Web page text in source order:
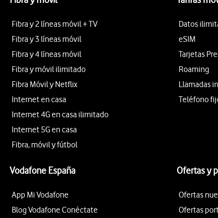
Fibra y 2 líneas móvil + TV
Fibra y 3 líneas móvil
Fibra y 4 líneas móvil
Fibra y móvil ilimitado
Fibra Móvil y Netflix
Internet en casa
Internet 4G en casa ilimitado
Internet 5G en casa
Fibra, móvil y fútbol
Datos
eSIM
Tarjetas
Roaming
Llamadas
Teléfono
Vodafone España
App Mi Vodafone
Blog Vodafone Conéctate
Ofertas y
Ofertas
Ofertas